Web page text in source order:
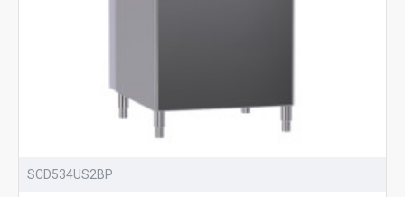
SCD534US2BP